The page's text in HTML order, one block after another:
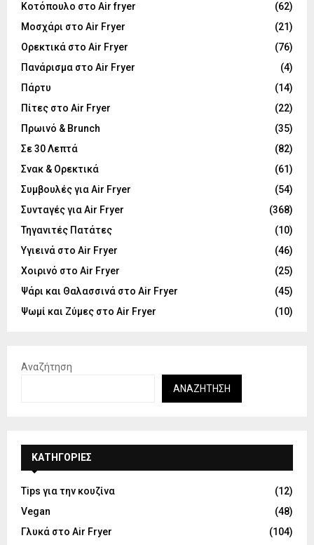
Κοτόπουλο στο Air fryer
(62)
Μοσχάρι στο Air Fryer
(21)
Ορεκτικά στο Air Fryer
(76)
Πανάρισμα στο Air Fryer
(4)
Πάρτυ
(14)
Πίτες στο Air Fryer
(22)
Πρωινό & Brunch
(35)
Σε 30 Λεπτά
(82)
Σνακ & Ορεκτικά
(61)
Συμβουλές για Air Fryer
(54)
Συνταγές για Air Fryer
(368)
Τηγανιτές Πατάτες
(10)
Υγιεινά στο Air Fryer
(46)
Χοιρινό στο Air Fryer
(25)
Ψάρι και Θαλασσινά στο Air Fryer
(45)
Ψωμί και Ζύμες στο Air Fryer
(10)
Αναζήτηση
ΑΝΑΖΉΤΗΣΗ
KΑΤΗΓΟΡΊΕΣ
Tips για την κουζίνα
(12)
Vegan
(48)
Γλυκά στο Air Fryer
(104)